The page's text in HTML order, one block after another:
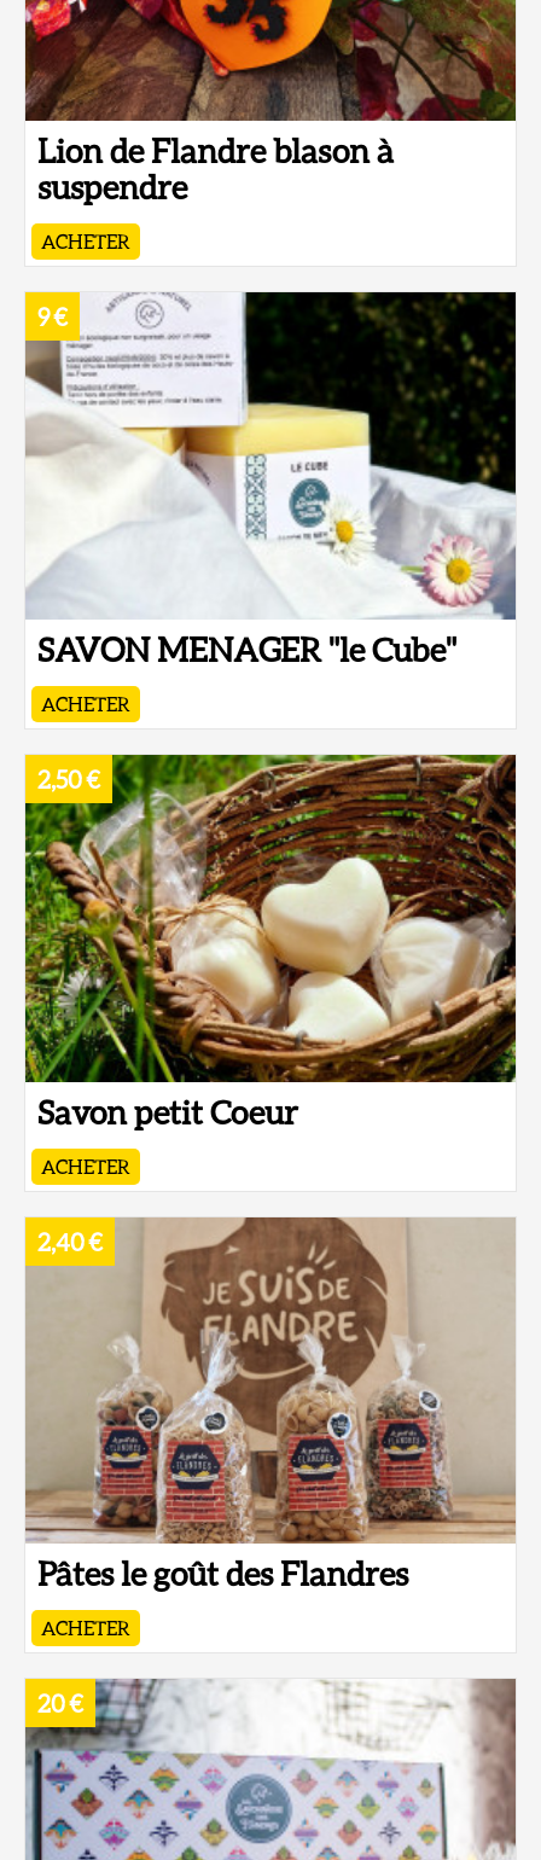
Lion de Flandre blason à
suspendre
ACHETER
SAVON MENAGER "le Cube"
ACHETER
9 €
Savon petit Coeur
ACHETER
2,50 €
Pâtes le goût des Flandres
ACHETER
2,40 €
20 €